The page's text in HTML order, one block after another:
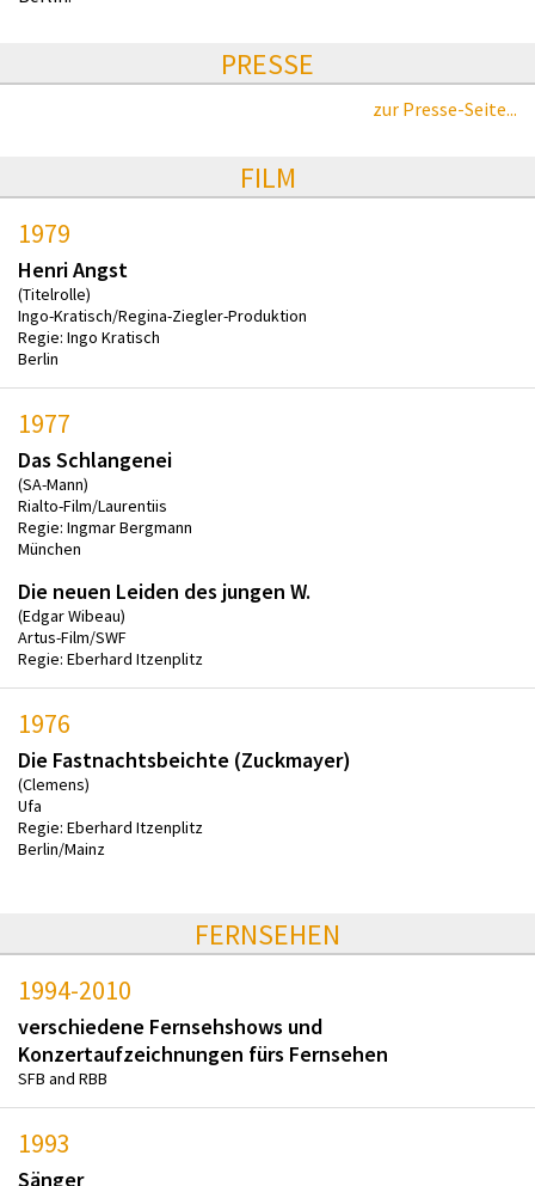
PRESSE
zur Presse-Seite...
FILM
1979
Henri Angst
(Titelrolle)
Ingo-Kratisch/Regina-Ziegler-Produktion
Regie: Ingo Kratisch
Berlin
1977
Das Schlangenei
(SA-Mann)
Rialto-Film/Laurentiis
Regie: Ingmar Bergmann
München
Die neuen Leiden des jungen W.
(Edgar Wibeau)
Artus-Film/SWF
Regie: Eberhard Itzenplitz
1976
Die Fastnachtsbeichte (Zuckmayer)
(Clemens)
Ufa
Regie: Eberhard Itzenplitz
Berlin/Mainz
FERNSEHEN
1994-2010
verschiedene Fernsehshows und
Konzertaufzeichnungen fürs Fernsehen
SFB and RBB
1993
Sänger